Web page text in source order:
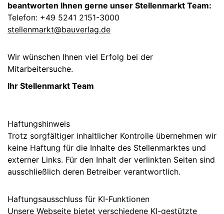
beantworten Ihnen gerne unser Stellenmarkt Team:
Telefon: +49 5241 2151-3000
stellenmarkt@bauverlag.de
Wir wünschen Ihnen viel Erfolg bei der
Mitarbeitersuche.
Ihr Stellenmarkt Team
Haftungshinweis
Trotz sorgfältiger inhaltlicher Kontrolle übernehmen wir
keine Haftung für die Inhalte des Stellenmarktes und
externer Links. Für den Inhalt der verlinkten Seiten sind
ausschließlich deren Betreiber verantwortlich.
Haftungsausschluss für KI-Funktionen
Unsere Webseite bietet verschiedene KI-gestützte